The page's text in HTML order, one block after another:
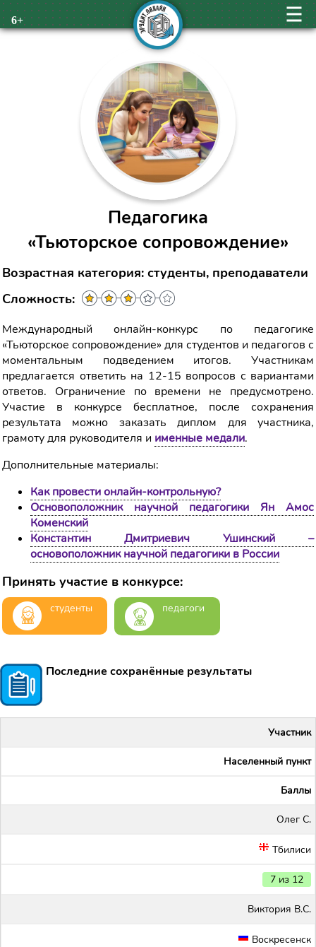
6+
Педагогика
«Тьюторское сопровождение»
Возрастная категория: студенты, преподаватели
Сложность:
Международный онлайн-конкурс по педагогике
«Тьюторское сопровождение» для студентов и педагогов с
моментальным подведением итогов. Участникам
предлагается ответить на 12-15 вопросов с вариантами
ответов. Ограничение по времени не предусмотрено.
Участие в конкурсе бесплатное, после сохранения
результата можно заказать диплом для участника,
грамоту для руководителя и именные медали.
Дополнительные материалы:
Как провести онлайн-контрольную?
Основоположник научной педагогики Ян Амос
Коменский
Константин Дмитриевич Ушинский –
основоположник научной педагогики в России
Принять участие в конкурсе:
студенты педагоги
Последние сохранённые результаты
Участник
Населенный пункт
Баллы
Олег С.
Тбилиси
7 из 12
Виктория В.С.
Воскресенск